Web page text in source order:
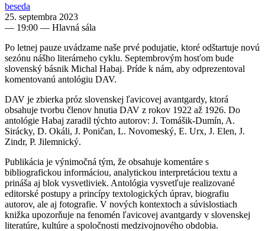
beseda
25. septembra 2023
— 19:00 — Hlavná sála
Po letnej pauze uvádzame naše prvé podujatie, ktoré odštartuje novú
sezónu nášho literárneho cyklu. Septembrovým hosťom bude
slovenský básnik Michal Habaj. Príde k nám, aby odprezentoval
komentovanú antológiu DAV.
DAV je zbierka próz slovenskej ľavicovej avantgardy, ktorá
obsahuje tvorbu členov hnutia DAV z rokov 1922 až 1926. Do
antológie Habaj zaradil týchto autorov: J. Tomášik-Dumín, A.
Sirácky, D. Okáli, J. Poničan, L. Novomeský, E. Urx, J. Elen, J.
Zindr, P. Jilemnický.
Publikácia je výnimočná tým, že obsahuje komentáre s
bibliografickou informáciou, analytickou interpretáciou textu a
prináša aj blok vysvetliviek. Antológia vysvetľuje realizované
editorské postupy a princípy textologických úprav, biografiu
autorov, ale aj fotografie. V nových kontextoch a súvislostiach
knižka upozorňuje na fenomén ľavicovej avantgardy v slovenskej
literatúre, kultúre a spoločnosti medzivojnového obdobia.